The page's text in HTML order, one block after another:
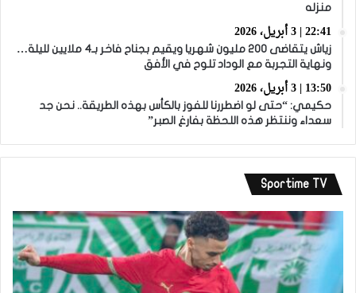
منزله
22:41 | 3 أبريل، 2026
زياش يتقاضى 200 مليون شهريا ويقيم بجناح فاخر بـ4 ملايين لليلة…
ونهاية التجربة مع الوداد تلوح في الأفق
13:50 | 3 أبريل، 2026
حكيمي: “حتى لو اضطررنا للفوز بالكأس بهذه الطريقة.. نحن جد
سعداء وننتظر هذه اللحظة بفارغ الصبر”
Sportime TV